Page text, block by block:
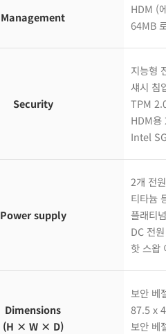
Management
HDM (
64MB
Security
지능형
섀시 침
TPM
HDM용
Intel
Power supply
2개 전
티타늄
플래티
DC 전
핫 스왑
Dimensions
(H × W × D)
보안 베
87.5 x
보안 베